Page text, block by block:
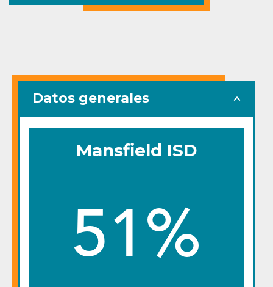
Datos generales
Mansfield ISD
51%